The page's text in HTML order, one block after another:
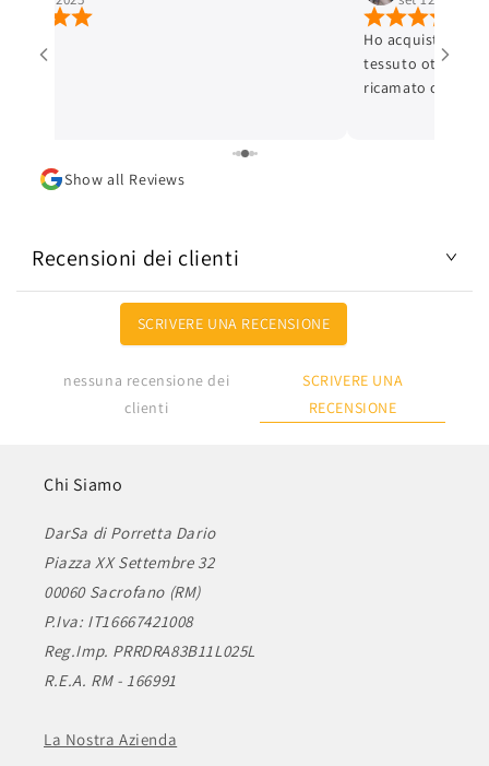
Ho acquistato
tessuto ottimo e
ricamato con
Show all Reviews
Recensioni dei clienti
SCRIVERE UNA RECENSIONE
nessuna recensione dei
clienti
SCRIVERE UNA
RECENSIONE
Chi Siamo
DarSa di Porretta Dario
Piazza XX Settembre 32
00060 Sacrofano (RM)
P.Iva: IT16667421008
Reg.Imp. PRRDRA83B11L025L
R.E.A. RM - 166991
La Nostra Azienda